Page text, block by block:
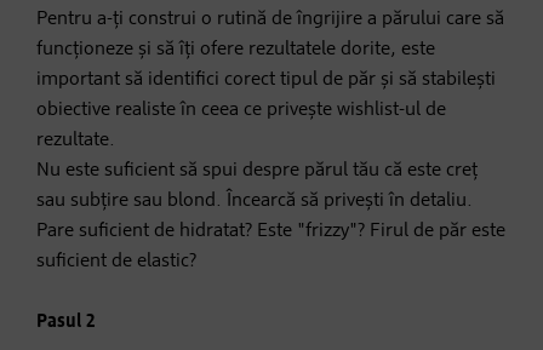
Pentru a-ți construi o rutină de îngrijire a părului care să
funcționeze și să îți ofere rezultatele dorite, este
important să identifici corect tipul de păr și să stabilești
obiective realiste în ceea ce privește wishlist-ul de
rezultate.
Nu este suficient să spui despre părul tău că este creț
sau subțire sau blond. Încearcă să privești în detaliu.
Pare suficient de hidratat? Este "frizzy"? Firul de păr este
suficient de elastic?
Pasul 2